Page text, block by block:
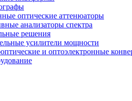
оптические аттенюаторы
анализаторы спектра
решения
усилители мощности
и оптоэлектронные